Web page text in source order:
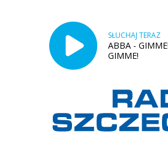
SŁUCHAJ TERAZ
ABBA -
GIMME!